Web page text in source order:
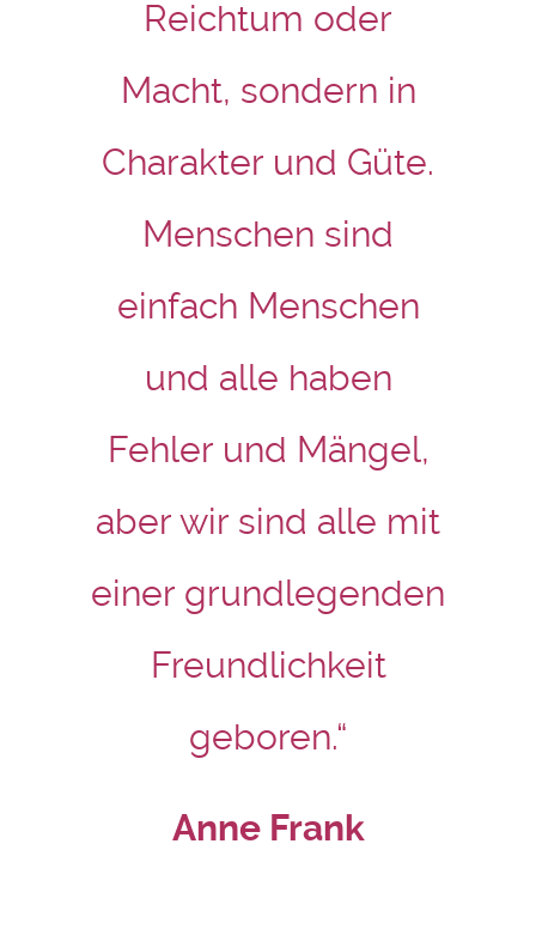
Reichtum oder
Macht, sondern in
Charakter und Güte.
Menschen sind
einfach Menschen
und alle haben
Fehler und Mängel,
aber wir sind alle mit
einer grundlegenden
Freundlichkeit
geboren.“
Anne Frank